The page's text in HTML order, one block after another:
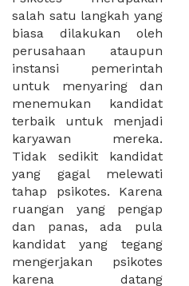
salah satu langkah yang
biasa dilakukan oleh
perusahaan ataupun
instansi pemerintah
untuk menyaring dan
menemukan kandidat
terbaik untuk menjadi
karyawan mereka.
Tidak sedikit kandidat
yang gagal melewati
tahap psikotes. Karena
ruangan yang pengap
dan panas, ada pula
kandidat yang tegang
mengerjakan psikotes
karena datang
menurunkan mental
dan konsentrasi para
kandidat. untuk
menemukan karyawan
terbaik, anda perlu
merencanakanyang
terbaik pula untuk
setiap tahap nya. Nah,
anda dapat
menggunakan XWORK.
kami dapat membantu
anda mempersiapkan
ruangan dengan
fasilitas dan lokasi
terbaik. ini akan
memberikan branding